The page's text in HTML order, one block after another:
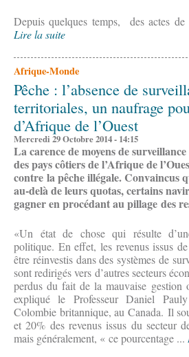
Depuis quelques temps, des actes
Lire la suite
Afrique-Monde
Pêche : l’absence de
territoriales, un naufrage
d’Afrique de l’Ouest
Mercredi 29 Octobre 2014 - 14:15
La carence de moyens de
des pays côtiers de l’Afrique de
contre la pêche illégale. Convaincus
au-delà de leurs quotas, certains
gagner en procédant au pillage des
«Un état de chose qui résulte
politique. En effet, les revenus issus
être réinvestis dans des systèmes de
sont redirigés vers d’autres secteurs
perdus du fait de la mauvaise
expliqué le Professeur Daniel
Colombie britannique, au Canada. Il
et 20% des revenus issus du secteur
mais généralement, « ce pourcentage ...